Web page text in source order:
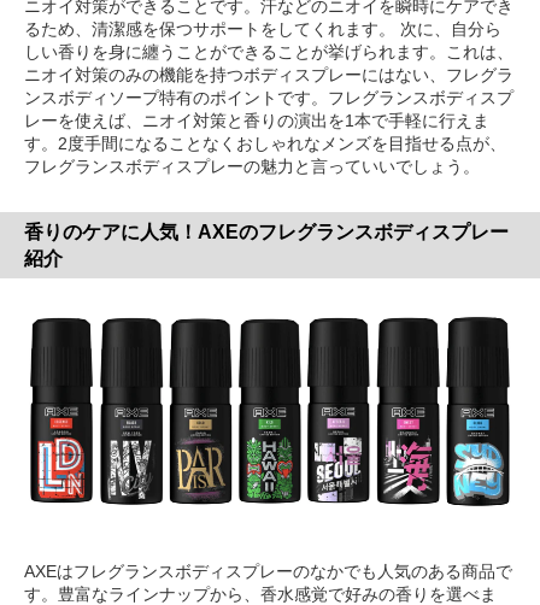
ニオイ対策ができることです。汗などのニオイを瞬時にケアでき
るため、清潔感を保つサポートをしてくれます。 次に、自分ら
しい香りを身に纏うことができることが挙げられます。これは、
ニオイ対策のみの機能を持つボディスプレーにはない、フレグラ
ンスボディソープ特有のポイントです。フレグランスボディスプ
レーを使えば、ニオイ対策と香りの演出を1本で手軽に行えま
す。2度手間になることなくおしゃれなメンズを目指せる点が、
フレグランスボディスプレーの魅力と言っていいでしょう。
香りのケアに人気！AXEのフレグランスボディスプレー
紹介
AXEはフレグランスボディスプレーのなかでも人気のある商品で
す。豊富なラインナップから、香水感覚で好みの香りを選べま